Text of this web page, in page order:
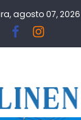
agosto 07, 2026